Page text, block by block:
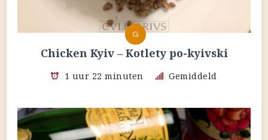
G
Chicken Kyiv – Kotlety po-kyivski
1 uur 22 minuten Gemiddeld